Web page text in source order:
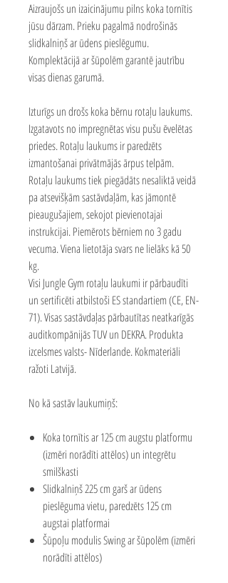
Aizraujošs un izaicinājumu pilns koka tornītis
jūsu dārzam. Prieku pagalmā nodrošinās
slidkalniņš ar ūdens pieslēgumu.
Komplektācijā ar šūpolēm garantē jautrību
visas dienas garumā.
Izturīgs un drošs koka bērnu rotaļu laukums.
Izgatavots no impregnētas visu pušu ēvelētas
priedes. Rotaļu laukums ir paredzēts
izmantošanai privātmājās ārpus telpām.
Rotaļu laukums tiek piegādāts nesaliktā veidā
pa atsevišķām sastāvdaļām, kas jāmontē
pieaugušajiem, sekojot pievienotajai
instrukcijai. Piemērots bērniem no 3 gadu
vecuma. Viena lietotāja svars ne lielāks kā 50
kg.
Visi Jungle Gym rotaļu laukumi ir pārbaudīti
un sertificēti atbilstoši ES standartiem (CE, EN-
71). Visas sastāvdaļas pārbautītas neatkarīgās
auditkompānijās TUV un DEKRA. Produkta
izcelsmes valsts- Nīderlande. Kokmateriāli
ražoti Latvijā.
No kā sastāv laukumiņš:
Koka tornītis ar 125 cm augstu platformu
(izmēri norādīti attēlos) un integrētu
smilškasti
Slidkalniņš 225 cm garš ar ūdens
pieslēguma vietu, paredzēts 125 cm
augstai platformai
Šūpoļu modulis Swing ar šūpolēm (izmēri
norādīti attēlos)